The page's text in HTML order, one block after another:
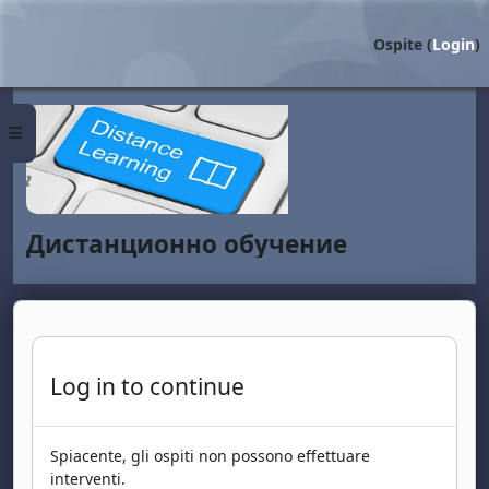
Pannello laterale
Ospite (Login)
Дистанционно обучение
Log in to continue
Spiacente, gli ospiti non possono effettuare
interventi.